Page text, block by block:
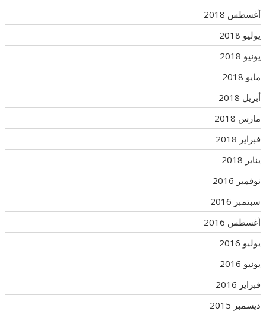
أغسطس 2018
يوليو 2018
يونيو 2018
مايو 2018
أبريل 2018
مارس 2018
فبراير 2018
يناير 2018
نوفمبر 2016
سبتمبر 2016
أغسطس 2016
يوليو 2016
يونيو 2016
فبراير 2016
ديسمبر 2015